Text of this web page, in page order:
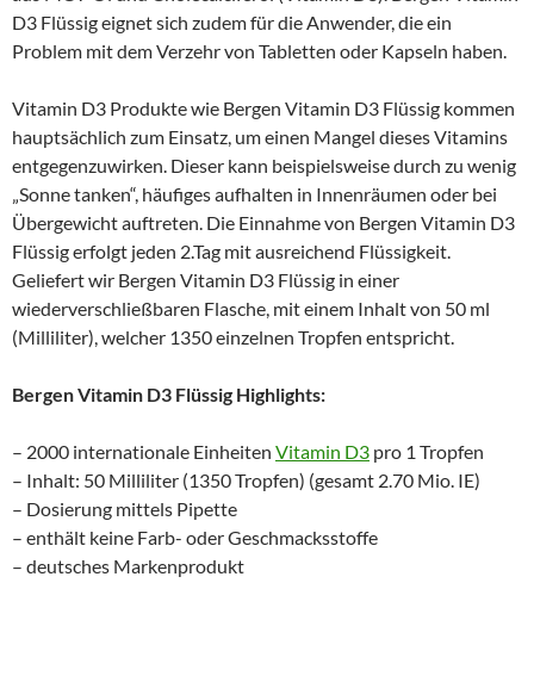
D3 Flüssig eignet sich zudem für die Anwender, die ein
Problem mit dem Verzehr von Tabletten oder Kapseln haben.
Vitamin D3 Produkte wie Bergen Vitamin D3 Flüssig kommen
hauptsächlich zum Einsatz, um einen Mangel dieses Vitamins
entgegenzuwirken. Dieser kann beispielsweise durch zu wenig
„Sonne tanken“, häufiges aufhalten in Innenräumen oder bei
Übergewicht auftreten. Die Einnahme von Bergen Vitamin D3
Flüssig erfolgt jeden 2.Tag mit ausreichend Flüssigkeit.
Geliefert wir Bergen Vitamin D3 Flüssig in einer
wiederverschließbaren Flasche, mit einem Inhalt von 50 ml
(Milliliter), welcher 1350 einzelnen Tropfen entspricht.
Bergen Vitamin D3 Flüssig Highlights:
– 2000 internationale Einheiten Vitamin D3 pro 1 Tropfen
– Inhalt: 50 Milliliter (1350 Tropfen) (gesamt 2.70 Mio. IE)
– Dosierung mittels Pipette
– enthält keine Farb- oder Geschmacksstoffe
– deutsches Markenprodukt